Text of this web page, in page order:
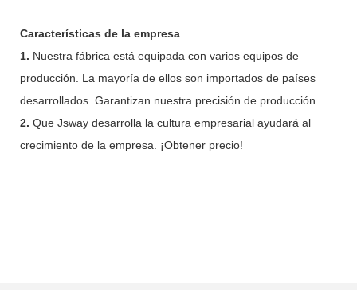
Características de la empresa
1. Nuestra fábrica está equipada con varios equipos de
producción. La mayoría de ellos son importados de países
desarrollados. Garantizan nuestra precisión de producción.
2. Que Jsway desarrolla la cultura empresarial ayudará al
crecimiento de la empresa. ¡Obtener precio!